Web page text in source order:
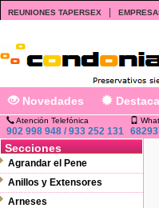
REUNIONES TAPERSEX
Novedades
Atención Telefónica
902 998 948 / 933 252 131
Secciones
Agrandar el Pene
Anillos y Extensores
Arneses